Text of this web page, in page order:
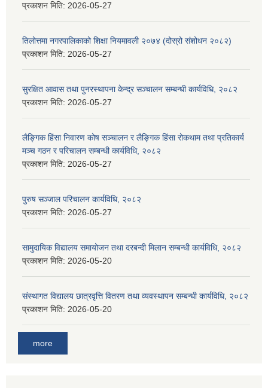
प्रकाशन मिति: 2026-05-27
तिलोत्तमा नगरपालिकाको शिक्षा नियमावली २०७४ (दोस्रो संशोधन २०८२)
प्रकाशन मिति: 2026-05-27
सुरक्षित आवास तथा पुनरस्थापना केन्द्र सञ्चालन सम्बन्धी कार्यविधि, २०८२
प्रकाशन मिति: 2026-05-27
लैङ्गिक हिंसा निवारण कोष सञ्चालन र लैङ्गिक हिंसा रोकथाम तथा प्रतिकार्य
मञ्च गठन र परिचालन सम्बन्धी कार्यविधि, २०८२
प्रकाशन मिति: 2026-05-27
पुरुष सञ्जाल परिचालन कार्यविधि, २०८२
प्रकाशन मिति: 2026-05-27
सामुदायिक विद्यालय समायोजन तथा दरबन्दी मिलान सम्बन्धी कार्यविधि, २०८२
प्रकाशन मिति: 2026-05-20
संस्थागत विद्यालय छात्रवृत्ति वितरण तथा व्यवस्थापन सम्बन्धी कार्यविधि, २०८२
प्रकाशन मिति: 2026-05-20
more